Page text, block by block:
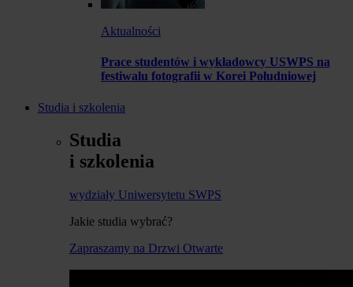
Aktualności
Prace studentów i wykładowcy USWPS na
festiwalu fotografii w Korei Południowej
Studia i szkolenia
Studia
i szkolenia
wydziały Uniwersytetu SWPS
Jakie studia wybrać?
Zapraszamy na Drzwi Otwarte